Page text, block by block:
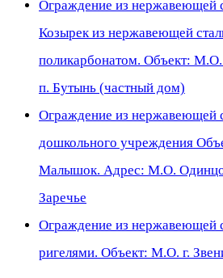
Ограждение из нержавеющей
Козырек из нержавеющей
поликарбонатом. Объект:
п. Бутынь (частный дом)
Ограждение из нержавеющей
дошкольного учреждения
Малышок. Адрес: М.О.
Заречье
Ограждение из нержавеющей
ригелями. Объект: М.О. г.